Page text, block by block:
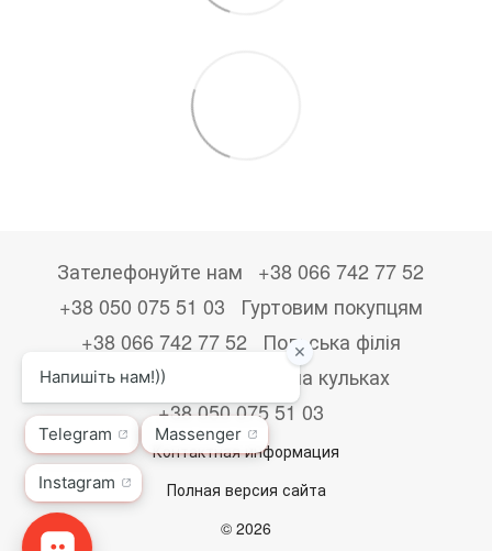
Зателефонуйте нам
+38 066 742 77 52
+38 050 075 51 03
Гуртовим покупцям
+38 066 742 77 52
Польська філія
+48533867723
Друк на кульках
+38 050 075 51 03
Контактная информация
Полная версия сайта
© 2026